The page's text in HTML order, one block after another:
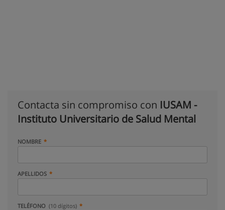
Contacta sin compromiso con IUSAM -
Instituto Universitario de Salud Mental
NOMBRE
APELLIDOS
TELÉFONO (10 dígitos)